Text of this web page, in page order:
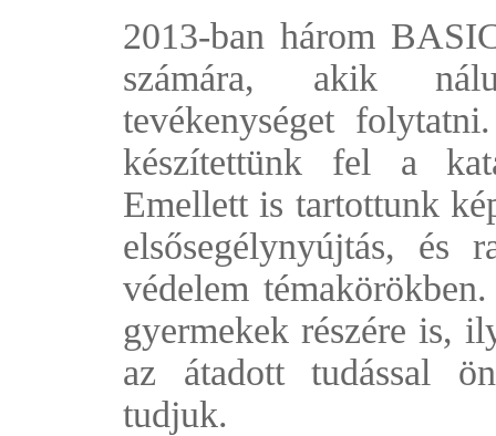
2013-ban három
számára, akik
tevékenységet
készítettünk fel a
Emellett is tartottunk
elsősegélynyújtás, és
védelem
gyermekek részére is,
az átadott tudással
tudjuk.